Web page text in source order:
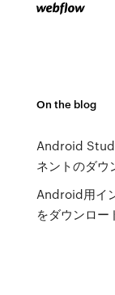
On the blog
Android
ネントのダウ
Android用イ
をダウンロー